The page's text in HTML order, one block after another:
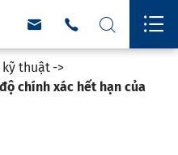
   
thuật
chính xác hết hạn của